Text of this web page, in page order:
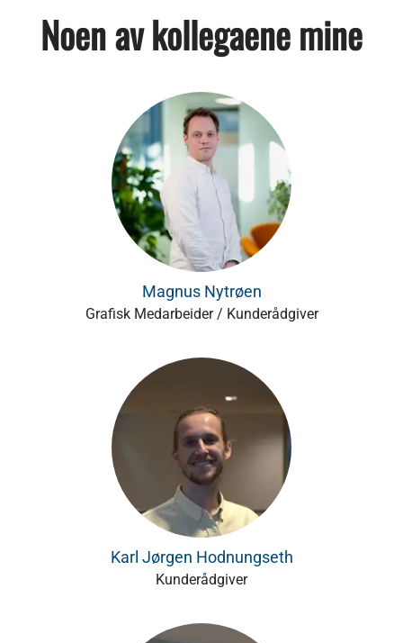
Noen av kollegaene mine
Magnus Nytrøen
Grafisk Medarbeider / Kunderådgiver
Karl Jørgen Hodnungseth
Kunderådgiver